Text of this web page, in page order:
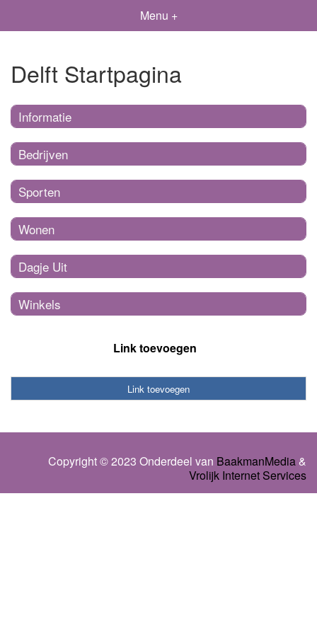
Menu +
Delft Startpagina
Informatie
Bedrijven
Sporten
Wonen
Dagje Uit
Winkels
Link toevoegen
Link toevoegen
Copyright © 2023 Onderdeel van BaakmanMedia &
Vrolijk Internet Services